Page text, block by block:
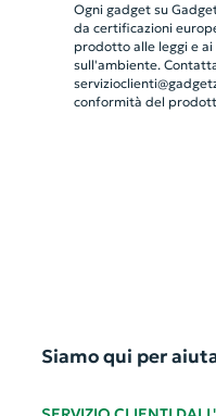
Ogni gadget su
da certificazioni
prodotto alle leggi e
sull'ambiente.
conformità del
Siamo qui per